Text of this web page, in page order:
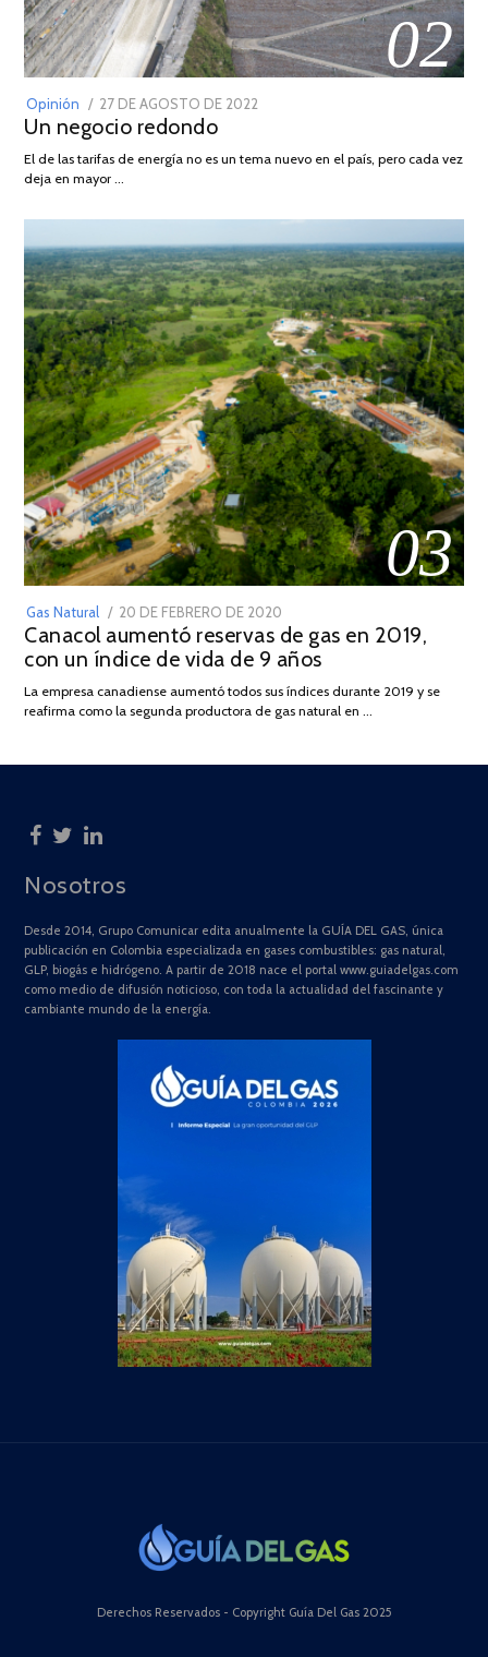
02
Opinión
POSTED
ON
27 DE AGOSTO DE 2022
DE
Un negocio redondo
El de las tarifas de energía no es un tema nuevo en el país, pero cada vez
deja en mayor …
03
Gas Natural
POSTED
ON
20 DE FEBRERO DE 2020
DE
JULIO
2025
Canacol aumentó reservas de gas en 2019,
con un índice de vida de 9 años
La empresa canadiense aumentó todos sus índices durante 2019 y se
reafirma como la segunda productora de gas natural en …
Nosotros
Desde 2014, Grupo Comunicar edita anualmente la GUÍA DEL GAS, única
publicación en Colombia especializada en gases combustibles: gas natural,
GLP, biogás e hidrógeno. A partir de 2018 nace el portal www.guiadelgas.com
como medio de difusión noticioso, con toda la actualidad del fascinante y
cambiante mundo de la energía.
Derechos Reservados - Copyright Guía Del Gas 2025